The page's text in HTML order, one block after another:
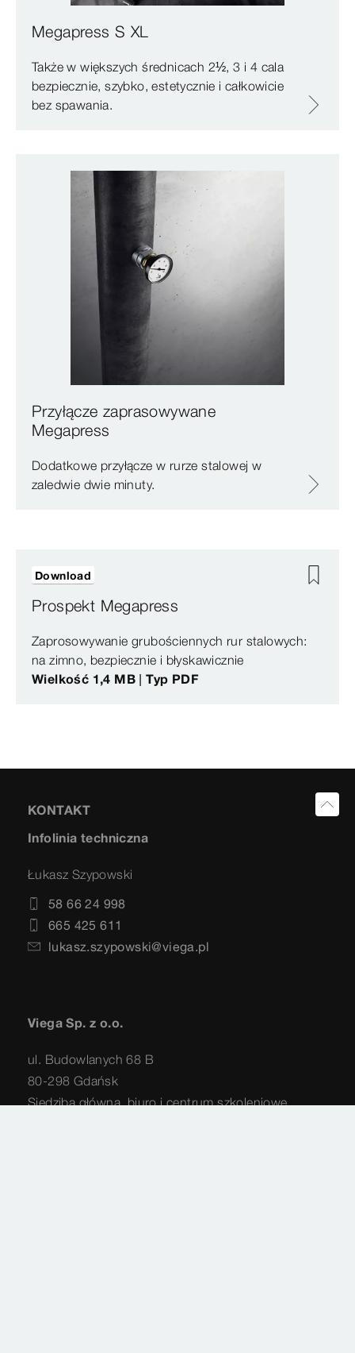
Megapress S XL
Także w większych średnicach 2½, 3 i 4 cala
bezpiecznie, szybko, estetycznie i całkowicie
bez spawania.
Przyłącze zaprasowywane
Megapress
Dodatkowe przyłącze w rurze stalowej w
zaledwie dwie minuty.
Prospekt Megapress
Zaprosowywanie grubościennych rur stalowych:
na zimno, bezpiecznie i błyskawicznie
Wielkość 1,4 MB | Typ PDF
Download
KONTAKT
Infolinia techniczna
Łukasz Szypowski
58 66 24 998
665 425 611
lukasz.szypowski@viega.pl
Viega Sp. z o.o.
ul. Budowlanych 68 B
80-298 Gdańsk
Siedziba główna, biuro i centrum szkoleniowe